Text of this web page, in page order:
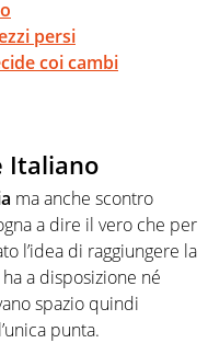
persi
coi cambi
Italiano
ma anche scontro
a dire il vero che per
l’idea di raggiungere la
a disposizione né
spazio quindi
punta.